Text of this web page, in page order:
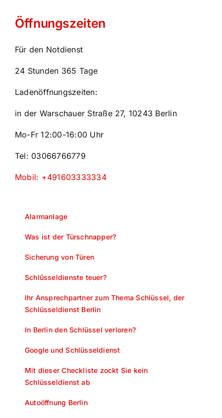
Öffnungszeiten
Für den Notdienst
24 Stunden 365 Tage
Ladenöffnungszeiten:
in der Warschauer Straße 27, 10243 Berlin
Mo-Fr 12:00-16:00 Uhr
Tel: 03066766779
Mobil: +491603333334
Alarmanlage
Was ist der Türschnapper?
Sicherung von Türen
Schlüsseldienste teuer?
Ihr Ansprechpartner zum Thema Schlüssel, der
Schlüsseldienst Berlin
In Berlin den Schlüssel verloren?
Google und Schlüsseldienst
Mit dieser Checkliste zockt Sie kein
Schlüsseldienst ab
Autoöffnung Berlin